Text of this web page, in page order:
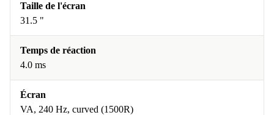
Taille de l'écran
31.5 "
Temps de réaction
4.0 ms
Écran
VA, 240 Hz, curved (1500R)